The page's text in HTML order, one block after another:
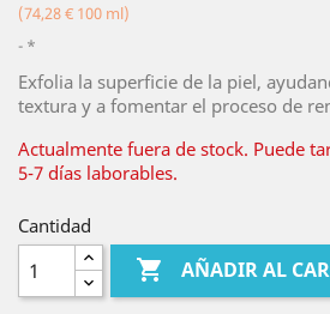
(74,28 € 100 ml)
*
Exfolia la superﬁcie de la piel,
textura y a fomentar el proceso de
Actualmente fuera de stock. Puede
5-7 días laborables.
Cantidad
 AÑADIR AL